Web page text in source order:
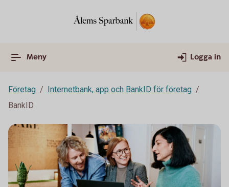
Meny Logga in
Företag
Internetbank, app och BankID för företag
BankID